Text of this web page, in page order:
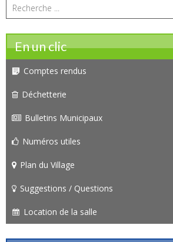
En un clic
Comptes rendus
Déchetterie
Bulletins Municipaux
Numéros utiles
Plan du Village
Suggestions / Questions
Location de la salle